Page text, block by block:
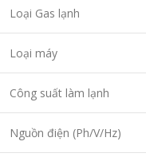
Loại Gas lạnh
Loại máy
Công suất làm lạnh
Nguồn điện (Ph/V/Hz)